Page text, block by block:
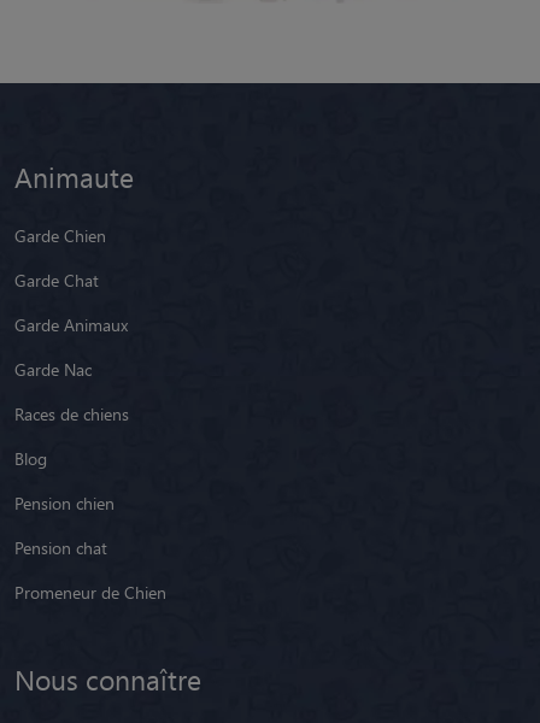
Animaute
Garde Chien
Garde Chat
Garde Animaux
Garde Nac
Races de chiens
Blog
Pension chien
Pension chat
Promeneur de Chien
Nous connaître